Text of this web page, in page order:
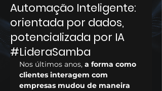
Automação Inteligente:
orientada por dados,
potencializada por IA
#LideraSamba
Nos últimos anos, a forma como
clientes interagem com
empresas mudou de maneira